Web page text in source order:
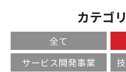
カテゴ
全て
サービス開発事業